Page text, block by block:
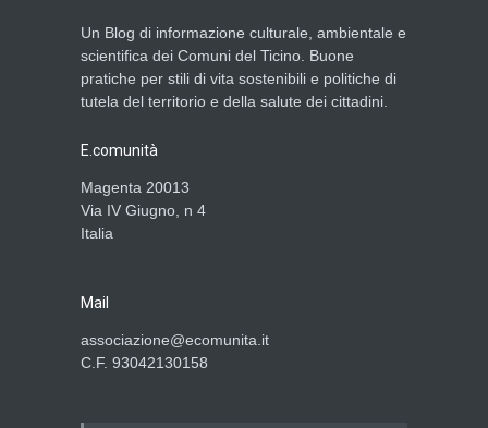
Un Blog di informazione culturale, ambientale e
scientifica dei Comuni del Ticino. Buone
pratiche per stili di vita sostenibili e politiche di
tutela del territorio e della salute dei cittadini.
E.comunità
Magenta 20013
Via IV Giugno, n 4
Italia
Mail
associazione@ecomunita.it
C.F. 93042130158